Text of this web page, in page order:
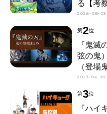
る【考
2026-08-03
第2位
『鬼滅
弦の鬼
（登場
2023-06-
第3位
『ハイ